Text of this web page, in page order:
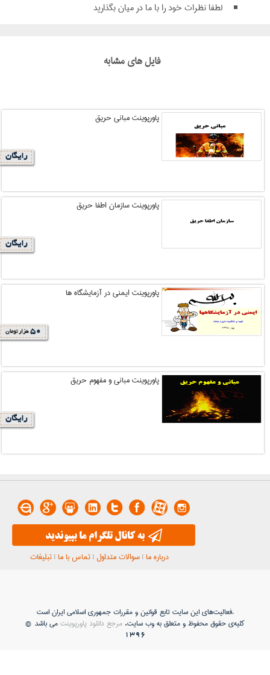
لطفا نظرات خود را با ما در میان بگذارید
فایل های مشابه
پاورپوینت مبانی حریق
رایگان
پاورپوینت سازمان اطفا حریق
رایگان
پاورپوینت ایمنی در آزمایشگاه ها
50 هزار تومان
پاورپوینت مبانی و مفهوم حریق
رایگان
درباره ما |سوالات متداول |تماس با ما |تبلیغات
فعاليت‌های اين سايت تابع قوانين و مقررات جمهوری اسلامی ايران است.
کلیه‌ی حقوق محفوظ و متعلق به وب سایت،مرجع دانلود پاورپوینتمی باشد ©
1396